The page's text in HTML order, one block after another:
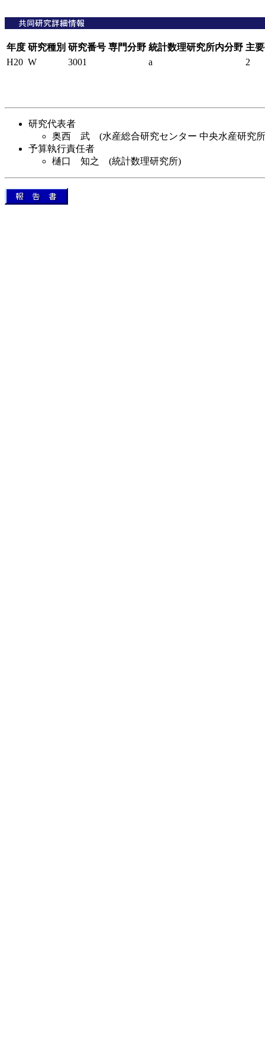
年度 研究種別 研究番号 専門分野 統計数理研究所内分野 主
H20 W 3001 a 2
研究代表者
奥西 武 (水産総合研究センター 中央水産研究
予算執行責任者
樋口 知之 (統計数理研究所)